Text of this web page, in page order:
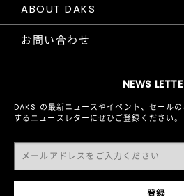
NEWS
DAKS の最新ニュースやイベント、セール
するニュースレターにぜひご登録ください。
ABOUT DAKS
お問い合わせ